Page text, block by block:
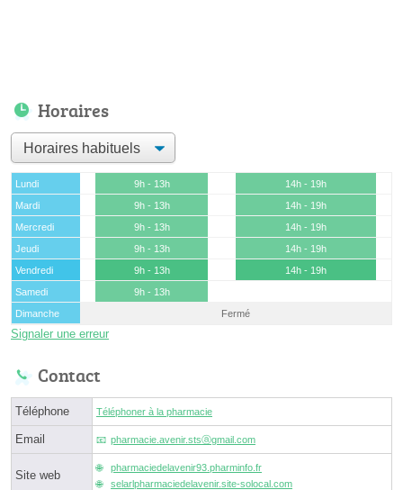
Horaires
Lundi 9h - 13h
14h - 19h
Mardi
9h - 13h
14h - 19h
Mercredi
9h - 13h
14h - 19h
Jeudi
9h - 13h
14h - 19h
Vendredi
9h - 13h
14h - 19h
Samedi
9h - 13h
Dimanche
Fermé
Signaler une erreur
Contact
Téléphone Téléphoner à la pharmacie
Email pharmacie.avenir.stsⓐgmail.com
Site web
pharmaciedelavenir93.pharminfo.fr
selarlpharmaciedelavenir.site-solocal.com